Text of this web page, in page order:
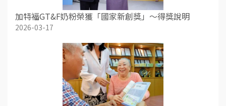
加特福GT&F奶粉榮獲「國家新創獎」～得獎說明
2026-03-17